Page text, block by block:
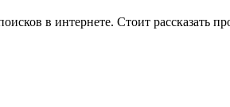
в интернете. Стоит рассказать